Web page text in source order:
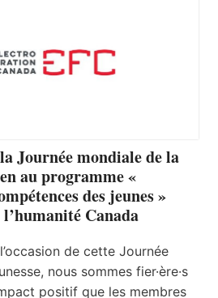
Journée mondiale de la
au programme «
des jeunes »
Canada
de cette Journée
nous sommes fier·ère·s
positif que les membres